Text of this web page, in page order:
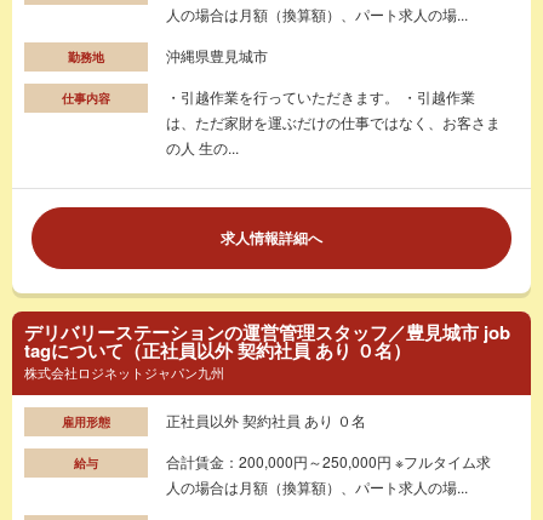
人の場合は月額（換算額）、パート求人の場...
勤務地 沖縄県豊見城市
仕事内容
・引越作業を行っていただきます。 ・引越作業
は、ただ家財を運ぶだけの仕事ではなく、お客さま
の人 生の...
求人情報詳細へ
デリバリーステーションの運営管理スタッフ／豊見城市 job
tagについて（正社員以外 契約社員 あり ０名）
株式会社ロジネットジャパン九州
雇用形態 正社員以外 契約社員 あり ０名
給与
合計賃金：200,000円～250,000円 ※フルタイム求
人の場合は月額（換算額）、パート求人の場...